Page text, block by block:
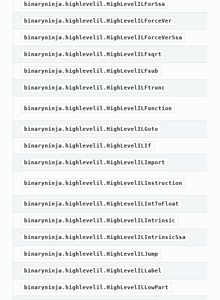
binaryninja.highlevelil.HighLevelILForSsa
binaryninja.highlevelil.HighLevelILForceVer
binaryninja.highlevelil.HighLevelILForceVerSsa
binaryninja.highlevelil.HighLevelILFsqrt
binaryninja.highlevelil.HighLevelILFsub
binaryninja.highlevelil.HighLevelILFtrunc
binaryninja.highlevelil.HighLevelILFunction
binaryninja.highlevelil.HighLevelILGoto
binaryninja.highlevelil.HighLevelILIf
binaryninja.highlevelil.HighLevelILImport
binaryninja.highlevelil.HighLevelILInstruction
binaryninja.highlevelil.HighLevelILIntToFloat
binaryninja.highlevelil.HighLevelILIntrinsic
binaryninja.highlevelil.HighLevelILIntrinsicSsa
binaryninja.highlevelil.HighLevelILJump
binaryninja.highlevelil.HighLevelILLabel
binaryninja.highlevelil.HighLevelILLowPart